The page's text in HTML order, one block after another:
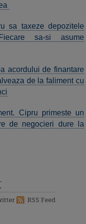
sa taxeze depozitele
sa-si asume
acordului de finantare
de la faliment cu
Cipru primeste un
de negocieri dure la
RSS Feed